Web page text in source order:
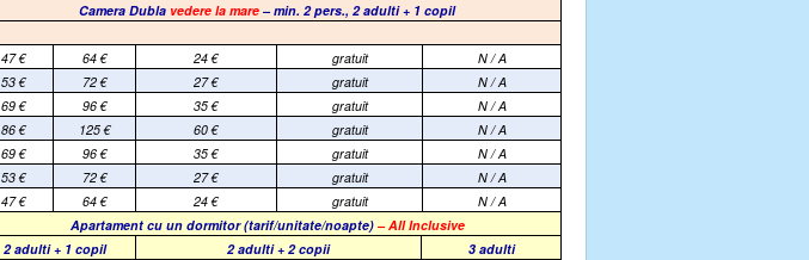
Camera Dubla vedere la mare – min. 2 pers., 2 adulti + 1 copil
47€ 64€ 24€ gratuit
N / A
53 € 72€ 27€ gratuit
N / A
69€ 96€ 35€ gratuit
N / A
86 € 125€ 60€ gratuit
N / A
69€ 96€ 35€ gratuit
N / A
53 € 72€ 27€ gratuit
N / A
47€ 64€ 24€ gratuit N / A
Apartament cu un dormitor (tarif/unitate/noapte) – All Inclusive
2 adulti + 1 copil
2 adulti + 2 copii
3 adulti